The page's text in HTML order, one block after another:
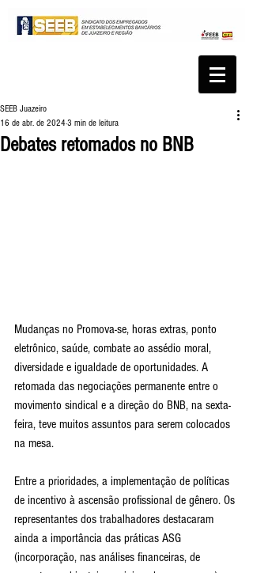
Debates retomados no BNB
SEEB Juazeiro
16 de abr. de 2024 3 min de leitura
Mudanças no Promova-se, horas extras, ponto
eletrônico, saúde, combate ao assédio moral,
diversidade e igualdade de oportunidades. A
retomada das negociações permanente entre o
movimento sindical e a direção do BNB, na sexta-
feira, teve muitos assuntos para serem colocados
na mesa.
Entre a prioridades, a implementação de políticas
de incentivo à ascensão profissional de gênero. Os
representantes dos trabalhadores destacaram
ainda a importância das práticas ASG
(incorporação, nas análises financeiras, de